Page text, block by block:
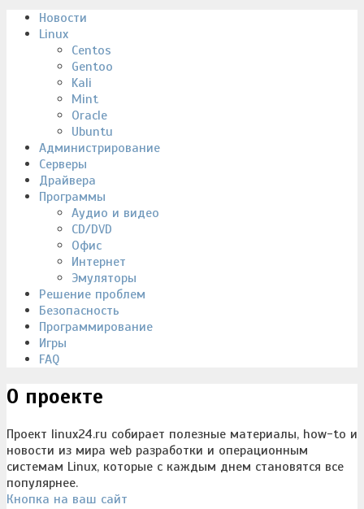
Новости
Linux
Centos
Gentoo
Kali
Mint
Oracle
Ubuntu
Администрирование
Серверы
Драйвера
Программы
Аудио и видео
CD/DVD
Офис
Интернет
Эмуляторы
Решение проблем
Безопасность
Программирование
Игры
FAQ
О проекте
Проект linux24.ru собирает полезные материалы, how-to и
новости из мира web разработки и операционным
системам Linux, которые с каждым днем становятся все
популярнее.
Кнопка на ваш сайт